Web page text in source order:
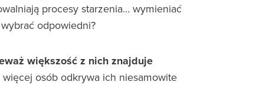
procesy starzenia… wymieniać
odpowiedni?
większość z nich znajduje
więcej osób odkrywa ich niesamowite